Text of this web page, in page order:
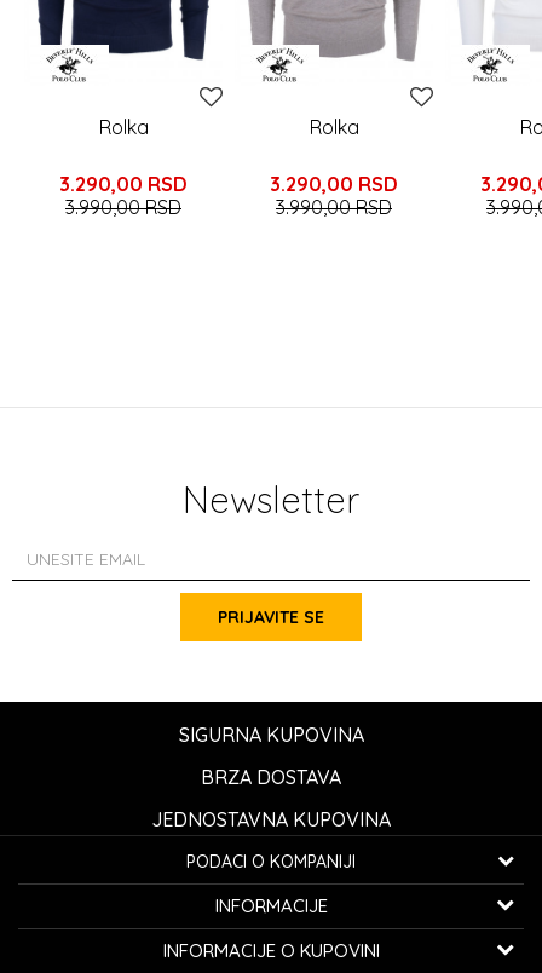
Rolka
3.290,00 RSD
3.990,00RSD
Rolka
3.290,00 RSD
3.990,00RSD
Newsletter
PRIJAVITE SE
SIGURNA KUPOVINA
BRZA DOSTAVA
JEDNOSTAVNA KUPOVINA
PODACI O KOMPANIJI
K...G... Fashion d.o.o.
Bulevar oslobođenja 41 32000 Čačak, Srbija
INFORMACIJE
O nama
INFORMACIJE O KUPOVINI